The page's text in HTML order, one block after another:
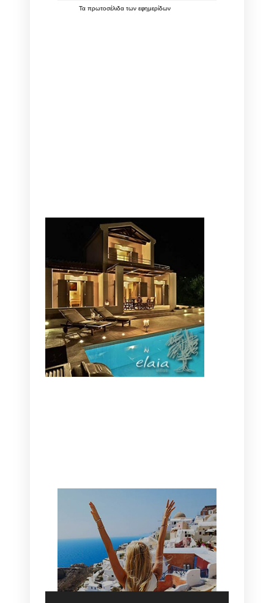
Τα πρωτοσέλιδα των εφημερίδων